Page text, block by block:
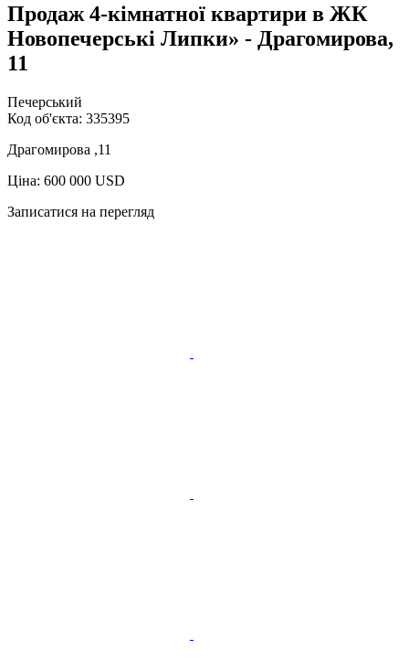
Продаж 4-кімнатної квартири в ЖК
Новопечерські Липки» - Драгомирова,
11
Печерський
Код об'єкта: 335395
Драгомирова ,11
Ціна: 600 000 USD
Записатися на перегляд